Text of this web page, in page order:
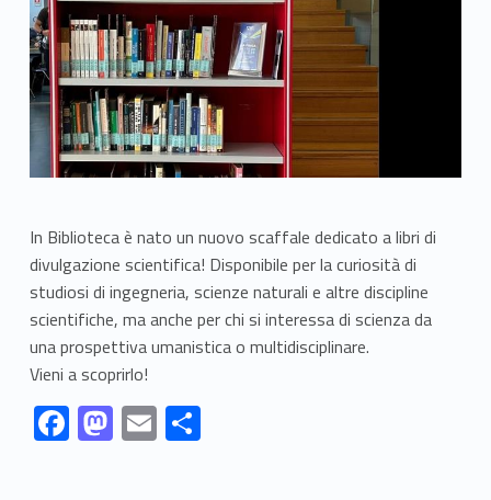
In Biblioteca è nato un nuovo scaffale dedicato a libri di
divulgazione scientifica! Disponibile per la curiosità di
studiosi di ingegneria, scienze naturali e altre discipline
scientifiche, ma anche per chi si interessa di scienza da
una prospettiva umanistica o multidisciplinare.
Vieni a scoprirlo!
Link identifier #identifier__47584-1
F
ac
Link identifier #identifier__69569-2 M
as
Link identifier #identifier__41597-3 E
m
Link identifier #identifier__3308-4 S
h